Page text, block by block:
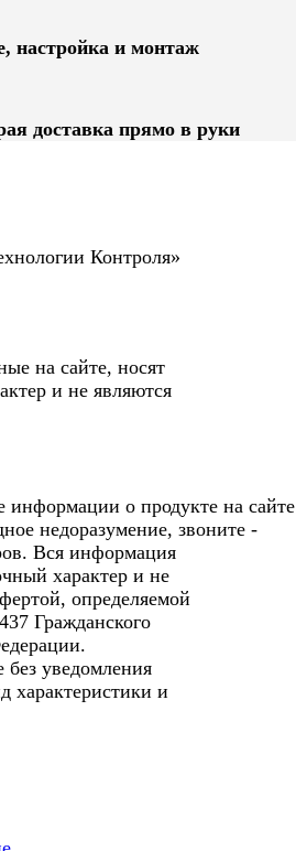
настройка и монтаж
доставка прямо в руки
Контроля»
на сайте, носят
и не являются
информации о продукте на сайте
недоразумение, звоните -
Вся информация
характер и не
определяемой
Гражданского
без уведомления
характеристики и